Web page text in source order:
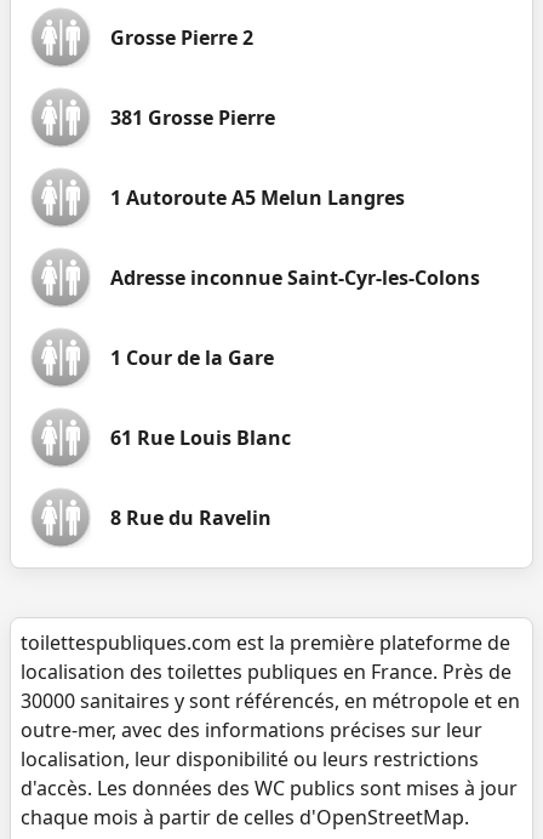
Grosse Pierre 2
381 Grosse Pierre
1 Autoroute A5 Melun Langres
Adresse inconnue Saint-Cyr-les-Colons
1 Cour de la Gare
61 Rue Louis Blanc
8 Rue du Ravelin
toilettespubliques.com est la première plateforme de
localisation des toilettes publiques en France. Près de
30000 sanitaires y sont référencés, en métropole et en
outre-mer, avec des informations précises sur leur
localisation, leur disponibilité ou leurs restrictions
d'accès. Les données des WC publics sont mises à jour
chaque mois à partir de celles d'OpenStreetMap.